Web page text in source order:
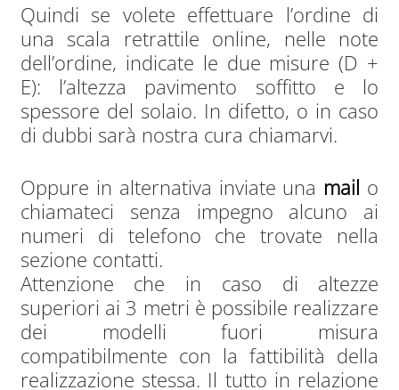
Quindi se volete effettuare l’ordine di
una scala retrattile online, nelle note
dell’ordine, indicate le due misure (D +
E): l’altezza pavimento soffitto e lo
spessore del solaio. In difetto, o in caso
di dubbi sarà nostra cura chiamarvi.
Oppure in alternativa inviate una mail o
chiamateci senza impegno alcuno ai
numeri di telefono che trovate nella
sezione contatti.
Attenzione che in caso di altezze
superiori ai 3 metri è possibile realizzare
dei modelli fuori misura
compatibilmente con la fattibilità della
realizzazione stessa. Il tutto in relazione